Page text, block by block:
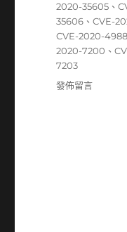
2020-35605 、
35606 、CVE-
CVE-2020-4988
2020-7200 、
7203
在
發佈留言